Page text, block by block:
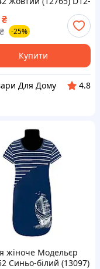
₴
₴ -25%
Купити
Для Дому
4.8
жіноче Модельєр
Синьо-білий (13097)